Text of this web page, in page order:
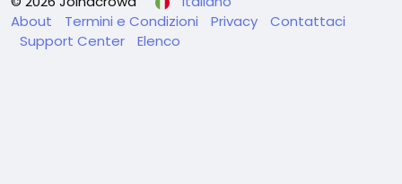
About
Termini e Condizioni Privacy
Contattaci
Support Center
Elenco